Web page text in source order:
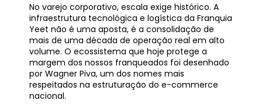
No varejo corporativo, escala exige histórico. A
infraestrutura tecnológica e logística da Franquia
Yeet não é uma aposta, é a consolidação de
mais de uma década de operação real em alto
volume. O ecossistema que hoje protege a
margem dos nossos franqueados foi desenhado
por Wagner Piva, um dos nomes mais
respeitados na estruturação do e-commerce
nacional.